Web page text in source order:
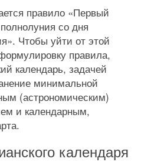
правило «Первый
со дня
Чтобы уйти от этой
правила,
календарь, задачей
минимальной
(астрономическим)
и календарным,
календаря